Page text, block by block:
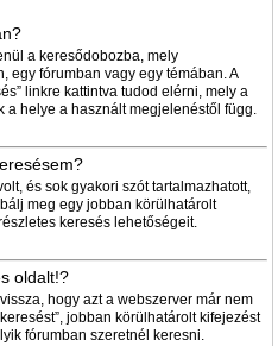
a keresődobozba, mely
egy fórumban vagy egy témában. A
linkre kattintva tudod elérni, mely a
a helye a használt megjelenéstől függ.
és sok gyakori szót tartalmazhatott,
meg egy jobban körülhatárolt
keresés lehetőségeit.
oldalt!?
hogy azt a webszerver már nem
jobban körülhatárolt kifejezést
fórumban szeretnél keresni.